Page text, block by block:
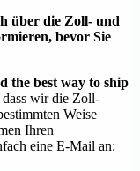
über die Zoll- und
bevor Sie
the best way to ship
dass wir die Zoll-
Weise
Ihren
eine E-Mail an: